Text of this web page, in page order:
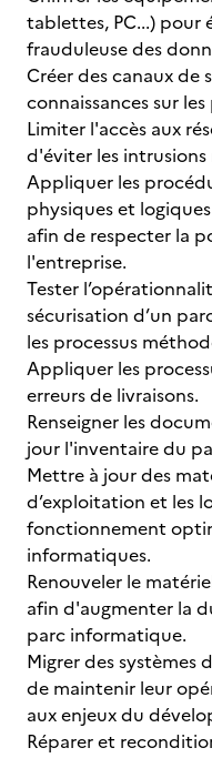
tablettes, PC...)
frauduleuse des
Créer des canaux de
connaissances sur
Limiter l'accès aux
d'éviter les intrusions
Appliquer les
physiques et
afin de respecter la
l'entreprise.
Tester
sécurisation d’un
les processus
Appliquer les
erreurs de livraisons.
Renseigner les
jour l'inventaire du
Mettre à jour des
d’exploitation et les
fonctionnement
informatiques.
Renouveler le
afin d'augmenter la
parc informatique.
Migrer des systèmes
de maintenir leur
aux enjeux du
Réparer et